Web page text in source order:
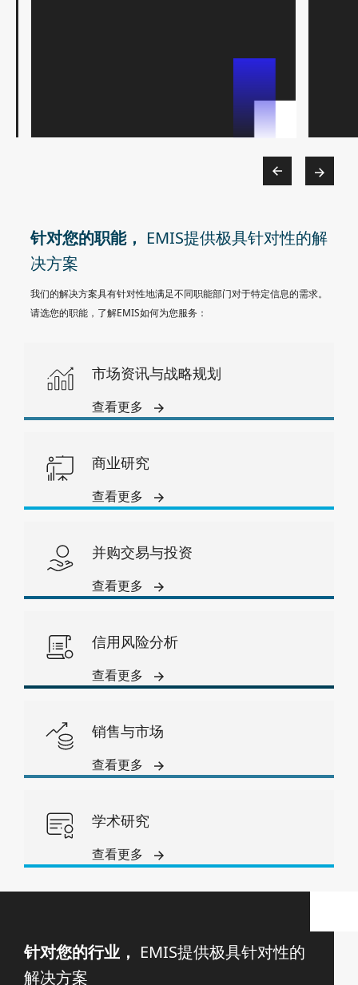
针对您的职能， EMIS提供极具针对性的解
决方案
我们的解决方案具有针对性地满足不同职能部门对于特定信息的需求。
请选您的职能，了解EMIS如何为您服务：
市场资讯与战略规划
查看更多
商业研究
查看更多
并购交易与投资
查看更多
信用风险分析
查看更多
销售与市场
查看更多
学术研究
查看更多
针对您的行业， EMIS提供极具针对性的
解决方案